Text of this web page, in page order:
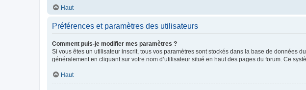
Haut
Préférences et paramètres des utilisateurs
Comment puis-je modifier mes paramètres ?
Si vous êtes un utilisateur inscrit, tous vos paramètres sont stockés dans la base de données
généralement en cliquant sur votre nom d’utilisateur situé en haut des pages du forum. Ce
Haut